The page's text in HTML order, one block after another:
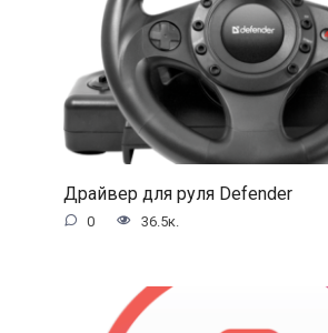
Драйвер для руля Defender
0 36.5к.